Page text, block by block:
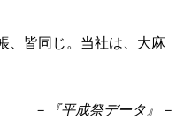
、皆同じ。当社は、大麻
－『平成祭データ』－